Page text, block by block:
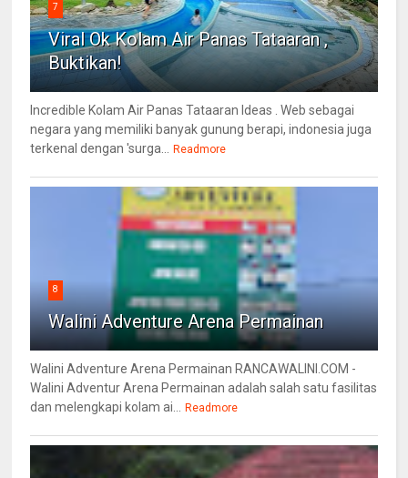
7
Viral Ok Kolam Air Panas Tataaran ,
Buktikan!
Incredible Kolam Air Panas Tataaran Ideas . Web sebagai
negara yang memiliki banyak gunung berapi, indonesia juga
terkenal dengan 'surga...
Readmore
8
Walini Adventure Arena Permainan
Walini Adventure Arena Permainan RANCAWALINI.COM -
Walini Adventur Arena Permainan adalah salah satu fasilitas
dan melengkapi kolam ai...
Readmore